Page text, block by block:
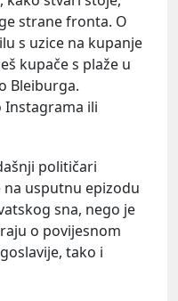
strane fronta. O
s uzice na kupanje
kupače s plaže u
Bleiburga.
Instagrama ili
političari
usputnu epizodu
sna, nego je
o povijesnom
tako i